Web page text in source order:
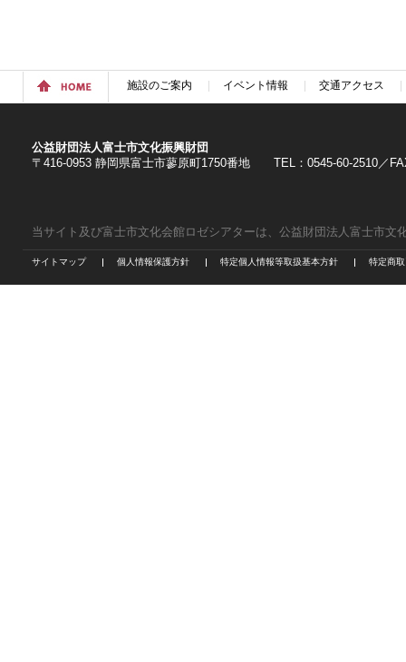
施設のご案内 イベント情報 交通アクセス
公益財団法人富士市文化振興財団
〒416-0953 静岡県富士市蓼原町1750番地 TEL：0545-60-2510／
当サイト及び富士市文化会館ロゼシアターは、公益財団法人富士市文
サイトマップ 個人情報保護方針 特定個人情報等取扱基本方針 特定商